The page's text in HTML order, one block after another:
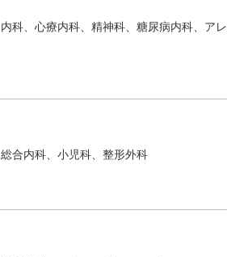
内科、心療内科、精神科、糖尿病内科、ア
総合内科、小児科、整形外科